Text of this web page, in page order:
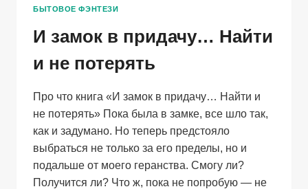
БЫТОВОЕ ФЭНТЕЗИ
И замок в придачу… Найти
и не потерять
Про что книга «И замок в придачу… Найти и
не потерять» Пока была в замке, все шло так,
как и задумано. Но теперь предстояло
выбраться не только за его пределы, но и
подальше от моего геранства. Смогу ли?
Получится ли? Что ж, пока не попробую — не